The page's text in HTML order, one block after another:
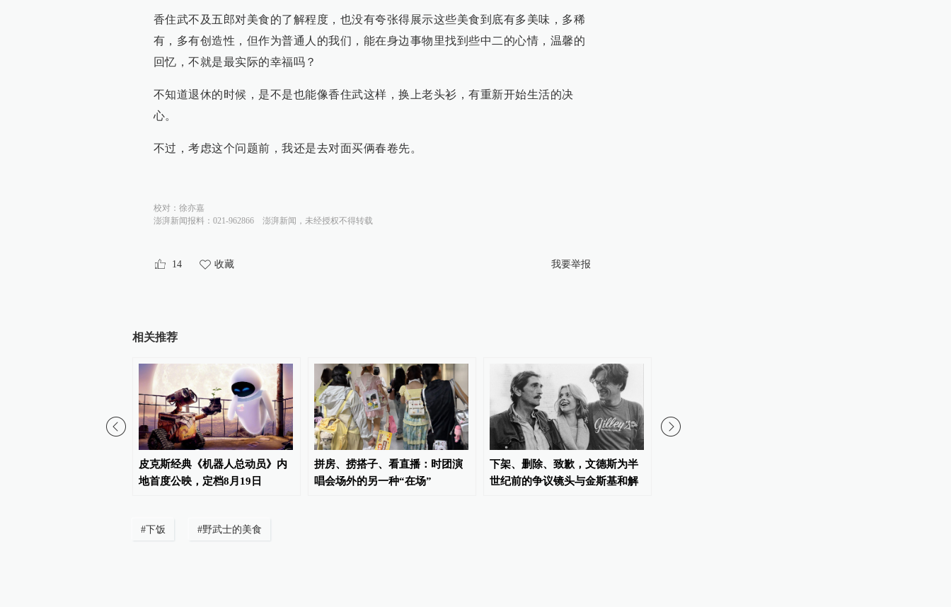
香住武不及五郎对美食的了解程度，也没有夸张得展示这些美食到底有多美味，多稀
有，多有创造性，但作为普通人的我们，能在身边事物里找到些中二的心情，温馨的
回忆，不就是最实际的幸福吗？
不知道退休的时候，是不是也能像香住武这样，换上老头衫，有重新开始生活的决
心。
不过，考虑这个问题前，我还是去对面买俩春卷先。
校对： 徐亦嘉
澎湃新闻报料：021-962866
澎湃新闻，未经授权不得转载
14 收藏 我要举报
相关推荐
皮克斯经典《机器人总动员》内
地首度公映，定档8月19日
拼房、捞搭子、看直播：时团演
唱会场外的另一种“在场”
下架、删除、致歉，文德斯为半
世纪前的争议镜头与金斯基和解
#下饭 #野武士的美食